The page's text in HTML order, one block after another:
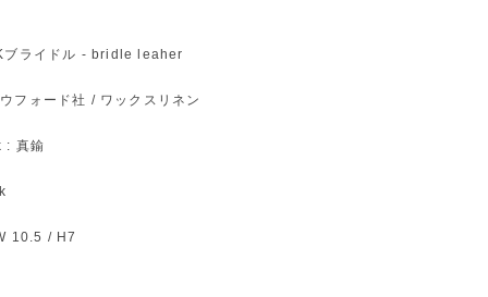
ライドル - bridle leaher
フォード社 / ワックスリネン
真鍮
10.5 / H7